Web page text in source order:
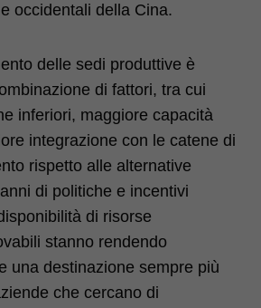
occidentali della Cina.
delle sedi produttive è
di fattori, tra cui
inferiori, maggiore capacità
integrazione con le catene di
rispetto alle alternative
di politiche e incentivi
di risorse
stanno rendendo
una destinazione sempre più
che cercano di